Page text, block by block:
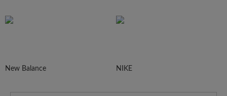
New Balance NIKE